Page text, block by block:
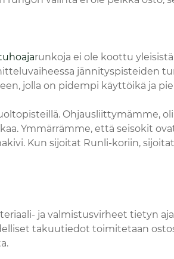
runkoja ei ole koottu
jännityspisteiden
jolla on pidempi käyttöikä ja
Ohjausliittymämme,
Ymmärrämme, että seisokit
Kun sijoitat Runli-koriin,
ja valmistusvirheet tietyn
takuutiedot toimitetaan